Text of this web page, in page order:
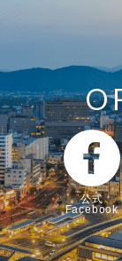
公式
Facebook